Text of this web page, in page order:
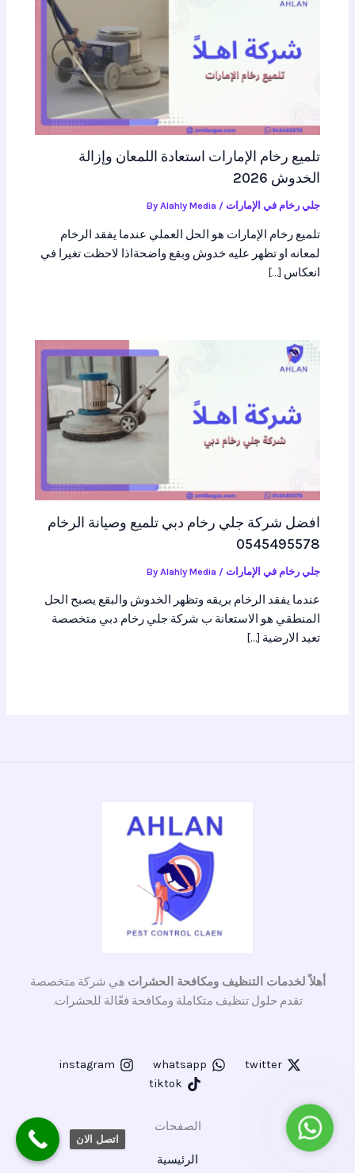
تلميع رخام الإمارات استعادة اللمعان وإزالة
الخدوش 2026
جلي رخام في الإمارات / By
Alahly Media
تلميع رخام الإمارات هو الحل العملي عندما يفقد الرخام
لمعانه او تظهر عليه خدوش وبقع واضحةاذا لاحظت تغيرا في
انعكاس […]
افضل شركة جلي رخام دبي تلميع وصيانة الرخام
0545495578
جلي رخام في الإمارات / By
Alahly Media
عندما يفقد الرخام بريقه وتظهر الخدوش والبقع يصبح الحل
المنطقي هو الاستعانة ب شركة جلي رخام دبي متخصصة
تعيد الارضية […]
أهلاً لخدمات التنظيف ومكافحة الحشرات هي شركة متخصصة
تقدم حلول تنظيف متكاملة ومكافحة فعّالة للحشرات.
twitter
whatsapp
instagram
tiktok
الصفحات
الرئيسية
اتصل الان
واتساب